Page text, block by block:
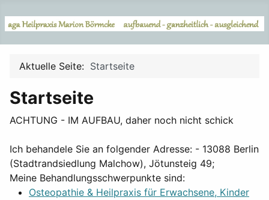
Aktuelle Seite: Startseite
Startseite
ACHTUNG - IM AUFBAU, daher noch nicht schick
Ich behandele Sie an folgender Adresse: - 13088 Berlin
(Stadtrandsiedlung Malchow), Jötunsteig 49;
Meine Behandlungsschwerpunkte sind:
Osteopathie & Heilpraxis für Erwachsene, Kinder